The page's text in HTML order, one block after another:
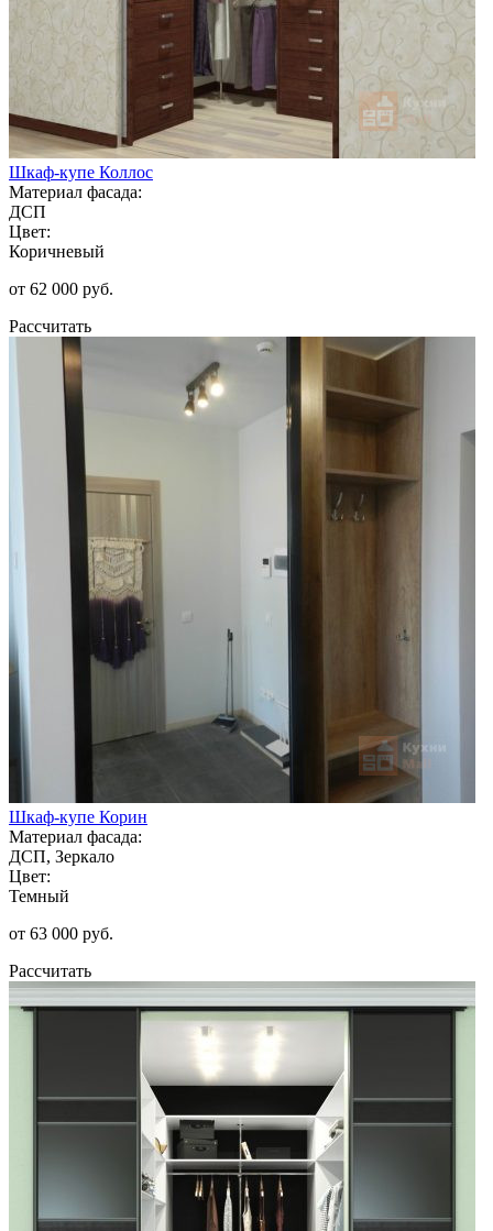
Шкаф-купе Коллос
Материал фасада:
ДСП
Цвет:
Коричневый
от 62 000 руб.
Рассчитать
Шкаф-купе Корин
Материал фасада:
ДСП, Зеркало
Цвет:
Темный
от 63 000 руб.
Рассчитать